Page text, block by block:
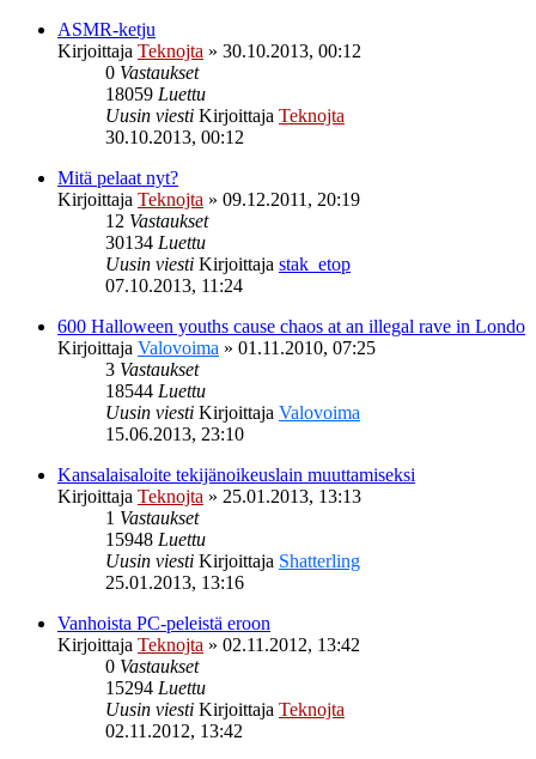
ASMR-ketju
Kirjoittaja Teknojta » 30.10.2013, 00:12
0 Vastaukset
18059 Luettu
Uusin viesti Kirjoittaja Teknojta
30.10.2013, 00:12
Mitä pelaat nyt?
Kirjoittaja Teknojta » 09.12.2011, 20:19
12 Vastaukset
30134 Luettu
Uusin viesti Kirjoittaja stak_etop
07.10.2013, 11:24
600 Halloween youths cause chaos at an illegal rave in Londo
Kirjoittaja Valovoima » 01.11.2010, 07:25
3 Vastaukset
18544 Luettu
Uusin viesti Kirjoittaja Valovoima
15.06.2013, 23:10
Kansalaisaloite tekijänoikeuslain muuttamiseksi
Kirjoittaja Teknojta » 25.01.2013, 13:13
1 Vastaukset
15948 Luettu
Uusin viesti Kirjoittaja Shatterling
25.01.2013, 13:16
Vanhoista PC-peleistä eroon
Kirjoittaja Teknojta » 02.11.2012, 13:42
0 Vastaukset
15294 Luettu
Uusin viesti Kirjoittaja Teknojta
02.11.2012, 13:42